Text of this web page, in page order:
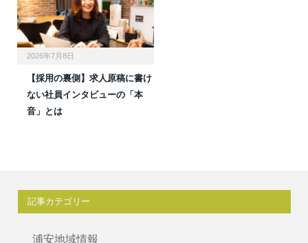
2026年7月8日
【採用の裏側】求人原稿に書け
ない社員インタビューの「本
音」とは
記事カテゴリー
浦安地域情報